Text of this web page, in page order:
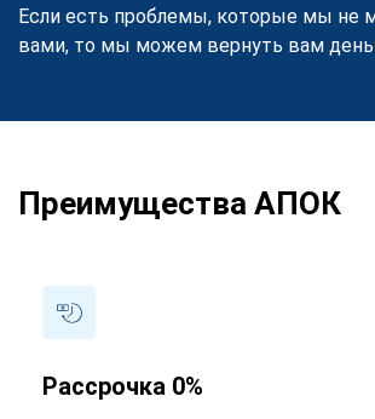
Если есть проблемы, которые мы не
вами, то мы можем вернуть вам
Преимущества АПОК
Рассрочка 0%